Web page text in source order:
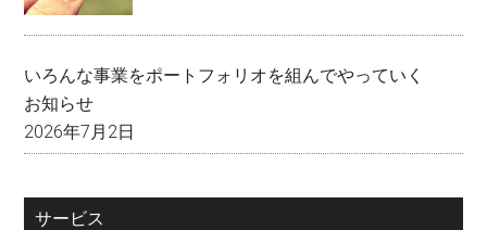
いろんな事業をポートフォリオを組んでやっていく
お知らせ
2026年7月2日
サービス